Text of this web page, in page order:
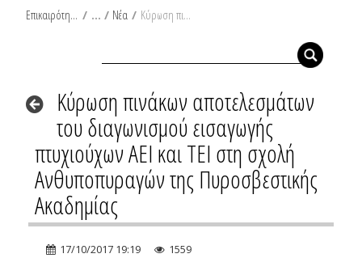
Επικαιρότητα / Νέα / Κύρωση πινάκων αποτελεσμάτων του διαγωνισμού εισαγωγής πτυχιούχων ΑΕΙ και ΤΕΙ στη σχολή Ανθυποπυραγών της Πυροσβεστικής Ακαδημίας
Κύρωση πινάκων αποτελεσμάτων
του διαγωνισμού εισαγωγής
πτυχιούχων ΑΕΙ και ΤΕΙ στη σχολή
Ανθυποπυραγών της Πυροσβεστικής
Ακαδημίας
17/10/2017 19:19 1559